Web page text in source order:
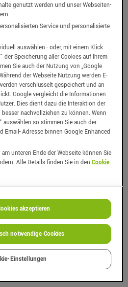
Kunde
genutzt werden und unser Webseiten-
Service und personalisierte
auswählen - oder, mit einem Klick
der Speicherung aller Cookies auf Ihrem
Sie auch der Nutzung von „Google
der Webseite Nutzung werden E-
verschlüsselt gespeichert und an
Google vergleicht die Informationen
Dies dient dazu die Interaktion der
nachvollziehen zu können. Wenn
auswählen so stimmen Sie auch der
Email- Adresse binnen Google Enhanced
am unteren Ende der Webseite können Sie
Alle Details finden Sie in den Cookie
Einstellungen
notwendige Cookies
akzeptieren